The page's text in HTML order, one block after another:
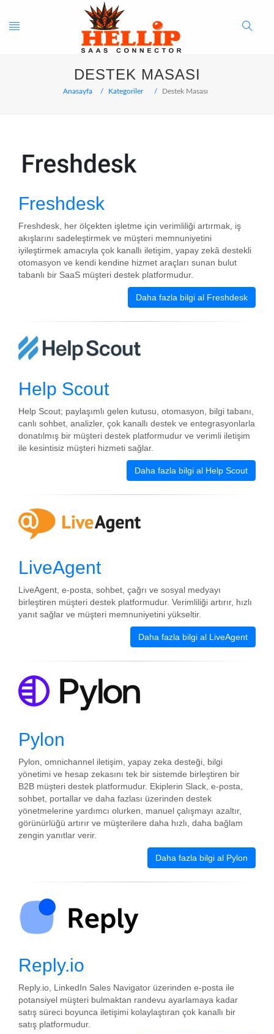
Toggle Search
DESTEK MASASI
Anasayfa Kategoriler Destek Masası
Freshdesk
Freshdesk, her ölçekten işletme için verimliliği artırmak, iş
akışlarını sadeleştirmek ve müşteri memnuniyetini
iyileştirmek amacıyla çok kanallı iletişim, yapay zekâ destekli
otomasyon ve kendi kendine hizmet araçları sunan bulut
tabanlı bir SaaS müşteri destek platformudur.
Daha fazla bilgi al Freshdesk
Help Scout
Help Scout; paylaşımlı gelen kutusu, otomasyon, bilgi tabanı,
canlı sohbet, analizler, çok kanallı destek ve entegrasyonlarla
donatılmış bir müşteri destek platformudur ve verimli iletişim
ile kesintisiz müşteri hizmeti sağlar.
Daha fazla bilgi al Help Scout
LiveAgent
LiveAgent, e-posta, sohbet, çağrı ve sosyal medyayı
birleştiren müşteri destek platformudur. Verimliliği artırır, hızlı
yanıt sağlar ve müşteri memnuniyetini yükseltir.
Daha fazla bilgi al LiveAgent
Pylon
Pylon, omnichannel iletişim, yapay zeka desteği, bilgi
yönetimi ve hesap zekasını tek bir sistemde birleştiren bir
B2B müşteri destek platformudur. Ekiplerin Slack, e-posta,
sohbet, portallar ve daha fazlası üzerinden destek
yönetmelerine yardımcı olurken, manuel çalışmayı azaltır,
görünürlüğü artırır ve müşterilere daha hızlı, daha bağlam
zengin yanıtlar verir.
Daha fazla bilgi al Pylon
Reply.io
Reply.io, LinkedIn Sales Navigator üzerinden e-posta ile
potansiyel müşteri bulmaktan randevu ayarlamaya kadar
satış süreci boyunca iletişimi kolaylaştıran çok kanallı bir
satış platformudur.